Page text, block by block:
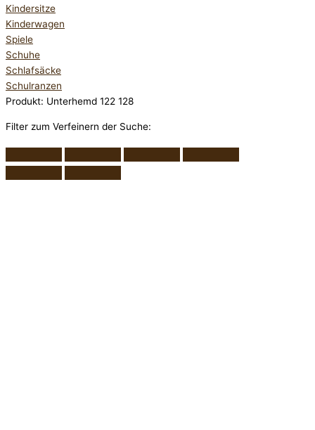
Kindersitze
Kinderwagen
Spiele
Schuhe
Schlafsäcke
Schulranzen
Produkt: Unterhemd 122 128
Filter zum Verfeinern der Suche: